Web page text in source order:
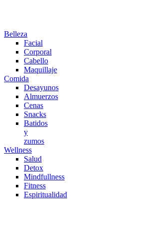
Belleza
Facial
Corporal
Cabello
Maquillaje
Comida
Desayunos
Almuerzos
Cenas
Snacks
Batidos
y
zumos
Wellness
Salud
Detox
Mindfullness
Fitness
Espiritualidad